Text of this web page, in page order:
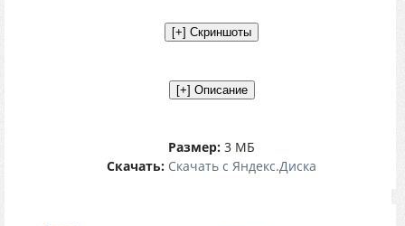
Размер: 3 МБ
Скачать: Скачать с Яндекс.Диска